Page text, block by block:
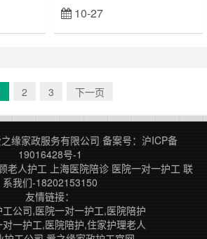
、教、
甲等医
医院”等
室、6个
心实验
于 1946年，是三级甲等综合性医
院。也是首都医科大学附属医院、北
基地、国家中医药管理局中西医结合
核病以外的 38种法定传染病的诊
疗、教学、……
10-27
2 3 下一页
缘家政服务有限公司 备案号： 沪ICP备
19016428号-1
老人护工 上海医院陪诊 医院一对一护工 联
系我们-18202153150
友情链接：
公司,医院一对一护工,医院陪护
一护工,医院陪护,住家护理老人